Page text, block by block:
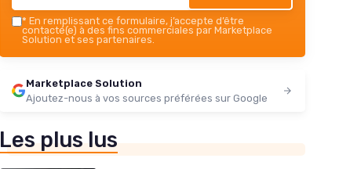
* En remplissant ce formulaire, j’accepte d’être
contacté(e) à des fins commerciales par Marketplace
Solution et ses partenaires.
Marketplace Solution
Ajoutez-nous à vos sources préférées sur Google
Les plus lus